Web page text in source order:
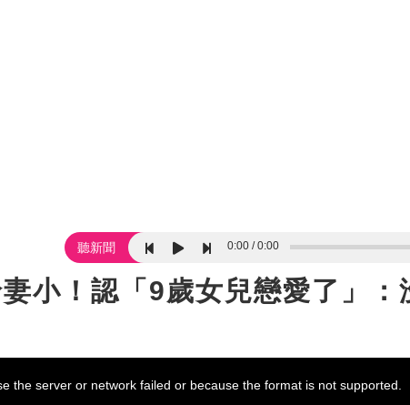
聽新聞 0:00 0:00
小！認「9歲女兒戀愛了」：
the server or network failed or because the format is not supported.